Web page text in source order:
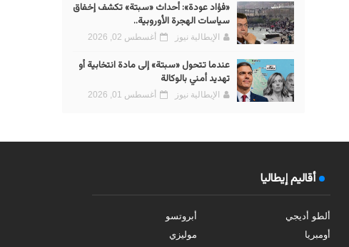
«فؤاد عودة»: أحداث «سبتة» تكشف إخفاق
سياسات الهجرة الأوروبية..
الإيطالية نيوز أغسطس 02, 2026
عندما تتحول «سبتة» إلى مادة انتخابية أو
تهديد أمني بالوكالة
الإيطالية نيوز أغسطس 01, 2026
أقاليم إيطاليا
ألطو أديجي
أبروتسو
أومبريا
موليزي